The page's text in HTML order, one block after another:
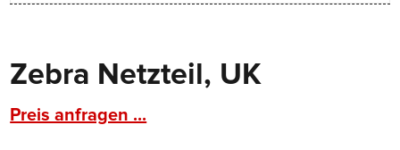
Zebra Netzteil, UK
Preis anfragen ...